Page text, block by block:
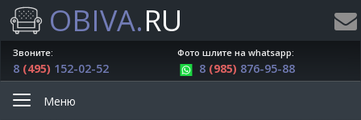
OBIVA.RU
Звоните:
8 (495) 152-02-52
Фото шлите на whatsapp:
8 (985) 876-95-88
Меню